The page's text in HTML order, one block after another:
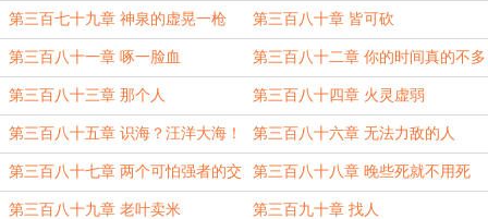
第三百七十九章 神泉的虚晃一枪 第三百八十章 皆可砍
第三百八十一章 啄一脸血 第三百八十二章 你的时间真的不多
了
第三百八十三章 那个人 第三百八十四章 火灵虚弱
第三百八十五章 识海？汪洋大海！ 第三百八十六章 无法力敌的人
第三百八十七章 两个可怕强者的交
锋
第三百八十八章 晚些死就不用死
第三百八十九章 老叶卖米 第三百九十章 找人